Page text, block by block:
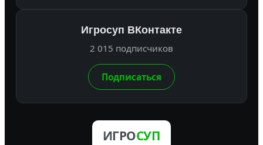
Игросуп ВКонтакте
2 015 подписчиков
Подписаться
ИГРОСУП